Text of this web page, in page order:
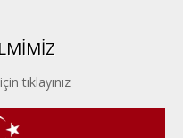
tıklayınız